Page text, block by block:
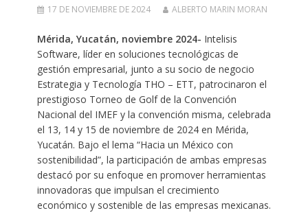
17 DE NOVIEMBRE DE 2024 ALBERTO MARIN MORAN
Mérida, Yucatán, noviembre 2024- Intelisis
Software, líder en soluciones tecnológicas de
gestión empresarial, junto a su socio de negocio
Estrategia y Tecnología THO – ETT, patrocinaron el
prestigioso Torneo de Golf de la Convención
Nacional del IMEF y la convención misma, celebrada
el 13, 14 y 15 de noviembre de 2024 en Mérida,
Yucatán. Bajo el lema “Hacia un México con
sostenibilidad”, la participación de ambas empresas
destacó por su enfoque en promover herramientas
innovadoras que impulsan el crecimiento
económico y sostenible de las empresas mexicanas.